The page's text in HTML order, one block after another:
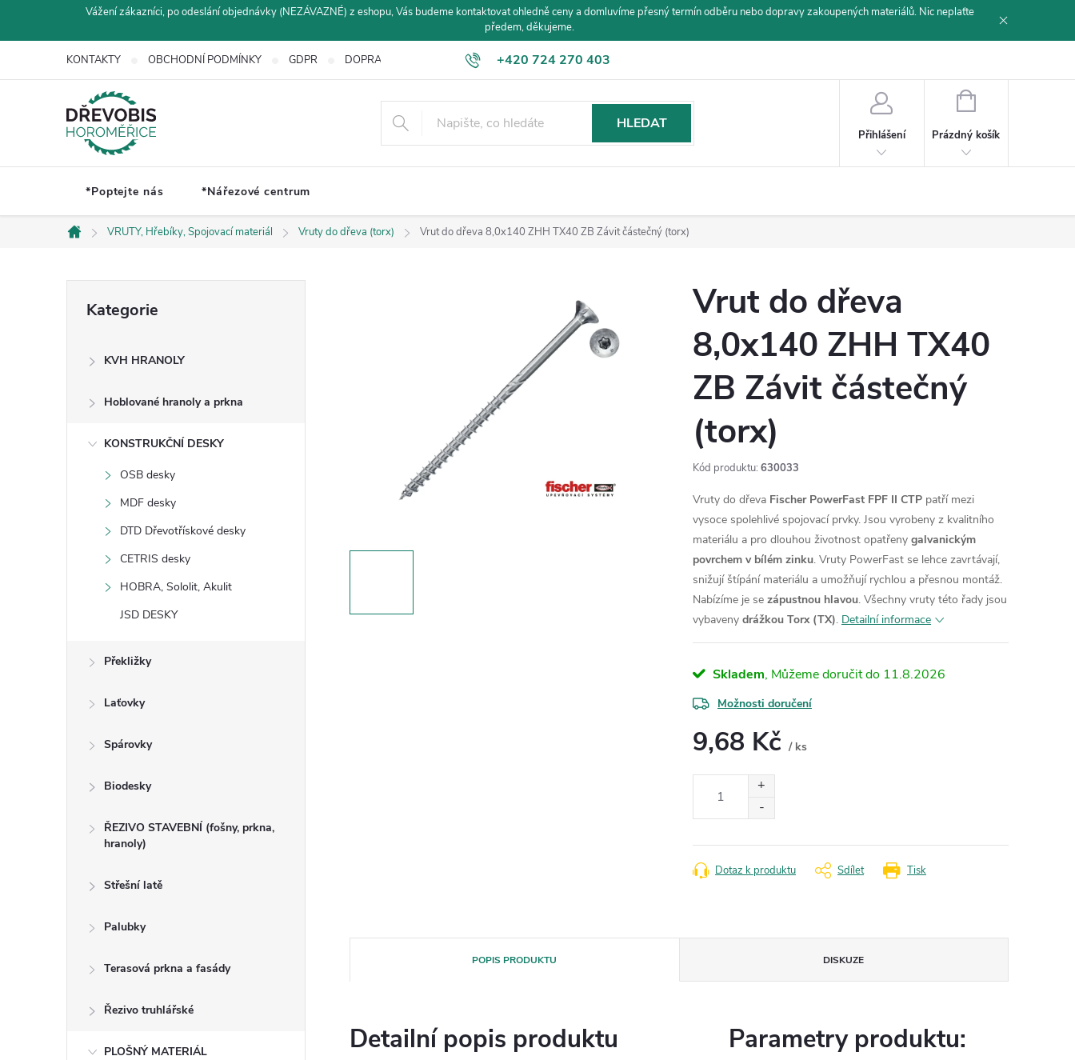
Vážení zákazníci, po odeslání objednávky (NEZÁVAZNÉ) z eshopu, Vás budeme kontaktovat ohledně ceny a domluvíme přesný termín odběru nebo dopravy zakoupených materiálů. Nic neplaťte
předem, děkujeme.
+420 724 270 403
KONTAKTY OBCHODNÍ PODMÍNKY GDPR DOPRAVA A PLATBA
HLEDAT
Přihlášení
NÁKUPNÍ
Prázdný košík
*Poptejte nás *Nářezové centrum
Domů
VRUTY, Hřebíky, Spojovací materiál Vruty do dřeva (torx) Vrut do dřeva 8,0x140 ZHH TX40 ZB Závit částečný (torx)
kategorie
Kategorie
KVH HRANOLY
Hoblované hranoly a prkna
KONSTRUKČNÍ DESKY
OSB desky
MDF desky
DTD Dřevotřískové desky
CETRIS desky
HOBRA, Sololit, Akulit
JSD DESKY
Překližky
Laťovky
Spárovky
Biodesky
ŘEZIVO STAVEBNÍ (fošny, prkna,
hranoly)
Střešní latě
Palubky
Terasová prkna a fasády
Řezivo truhlářské
PLOŠNÝ MATERIÁL
Vrut do dřeva
8,0x140 ZHH TX40
ZB Závit částečný
(torx)
Kód produktu: 630033
Vruty do dřeva Fischer PowerFast FPF II CTP patří mezi
vysoce spolehlivé spojovací prvky. Jsou vyrobeny z kvalitního
materiálu a pro dlouhou životnost opatřeny galvanickým
povrchem v bílém zinku. Vruty PowerFast se lehce zavrtávají,
snižují štípání materiálu a umožňují rychlou a přesnou montáž.
Nabízíme je se zápustnou hlavou. Všechny vruty této řady jsou
vybaveny drážkou Torx (TX). Detailní informace
Skladem 11.8.2026
Možnosti doručení
9,68 Kč / ks
Tisk
Dotaz k produktu Sdílet
POPIS PRODUKTU DISKUZE
Detailní popis produktu Parametry produktu: